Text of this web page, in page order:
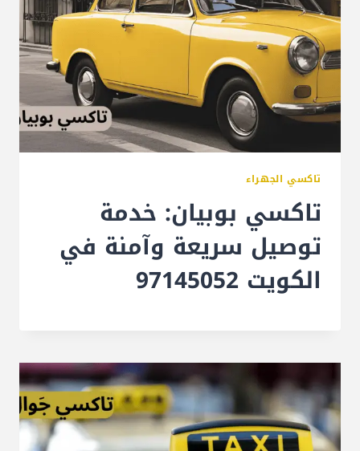
تاكسي الجهراء
تاكسي بوبيان: خدمة
توصيل سريعة وآمنة في
الكويت 97145052